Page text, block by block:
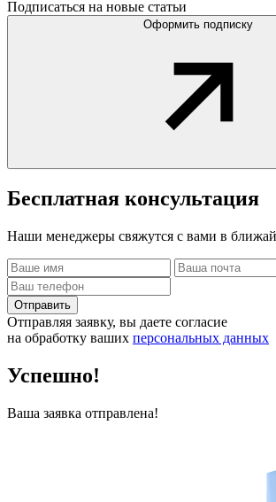
Подписаться на новые статьи
Оформить подписку
Бесплатная консультация
Наши менеджеры свяжутся с вами в
Отправить
Отправляя заявку, вы даете согласие
на обработку ваших персональных данных
Успешно!
Ваша заявка отправлена!